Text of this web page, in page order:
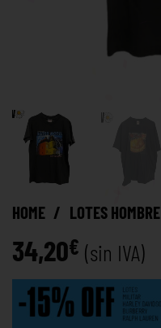
HOME / LOTES HOMBRE
34,20€ (sin IVA)